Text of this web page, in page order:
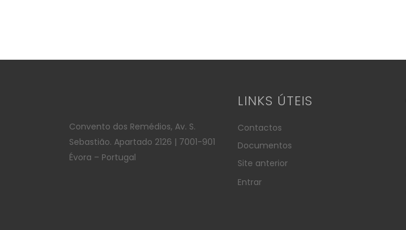
Convento dos Remédios, Av. S.
Sebastião. Apartado 2126 | 7001-901
Évora – Portugal
LINKS ÚTEIS
Contactos
Documentos
Site anterior
Entrar